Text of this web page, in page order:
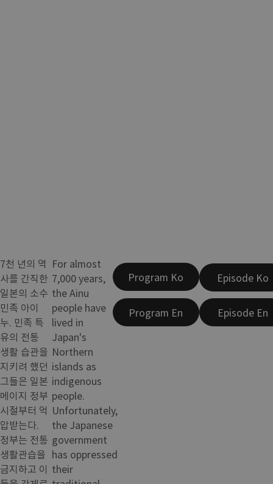
7천 년의 역
사를 간직한
일본의 소수
민족 아이
누. 민족 특
유의 전통
생활 습관을
지키려 했던
그들은 일본
메이지 정부
시절부터 억
압받는다.
정부는 전통
생활관습을
금지하고 이
For almost
7,000 years,
the Ainu
people have
lived in
Japan's
Northern
islands as
indigenous
people.
Unfortunately,
the Japanese
government
has oppressed
their
Program Ko
Program En
Episode Ko
Episode En